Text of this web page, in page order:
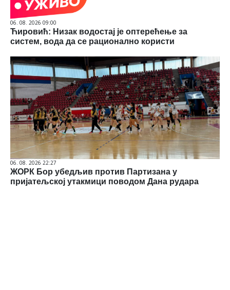
06. 08. 2026 09:00
Ћировић: Низак водостај је оптерећење за
систем, вода да се рационално користи
06. 08. 2026 22:27
ЖОРК Бор убедљив против Партизана у
пријатељској утакмици поводом Дана рудара